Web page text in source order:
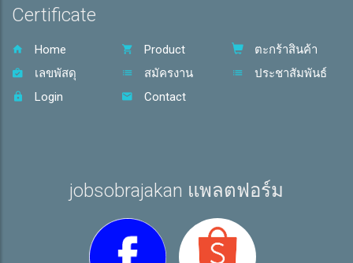
Certificate
Home Product
ตะกร้าสินค้า
เลขพัสดุ
สมัครงาน
ประชาสัมพันธ์
Login
Contact
jobsobrajakan แพลตฟอร์ม